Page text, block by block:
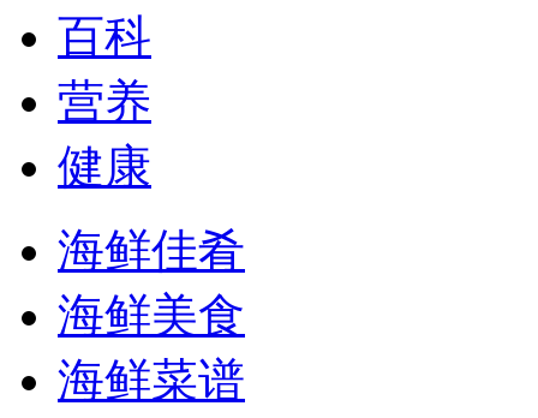
百科
营养
健康
海鲜佳肴
海鲜美食
海鲜菜谱